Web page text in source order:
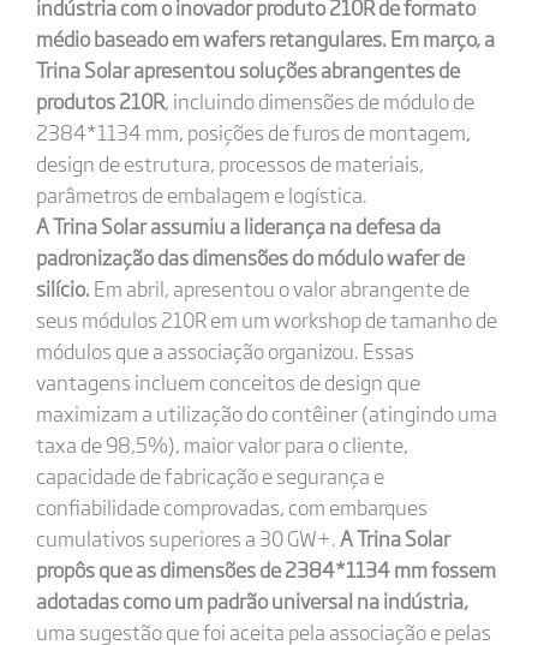
indústria com o inovador produto 210R de formato
médio baseado em wafers retangulares. Em março, a
Trina Solar apresentou soluções abrangentes de
produtos 210R, incluindo dimensões de módulo de
2384*1134 mm, posições de furos de montagem,
design de estrutura, processos de materiais,
parâmetros de embalagem e logística.
A Trina Solar assumiu a liderança na defesa da
padronização das dimensões do módulo wafer de
silício. Em abril, apresentou o valor abrangente de
seus módulos 210R em um workshop de tamanho de
módulos que a associação organizou. Essas
vantagens incluem conceitos de design que
maximizam a utilização do contêiner (atingindo uma
taxa de 98,5%), maior valor para o cliente,
capacidade de fabricação e segurança e
confiabilidade comprovadas, com embarques
cumulativos superiores a 30 GW+.A Trina Solar
propôs que as dimensões de 2384*1134 mm fossem
adotadas como um padrão universal na indústria,
uma sugestão que foi aceita pela associação e pelas